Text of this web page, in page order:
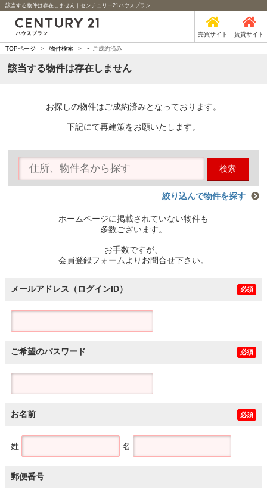
該当する物件は存在しません｜センチュリー21ハウスプラン
売買サイト 賃貸サイト
TOPページ > 物件検索 > - ご成約済み
該当する物件は存在しません
お探しの物件はご成約済みとなっております。
下記にて再建策をお願いたします。
検索
絞り込んで物件を探す
ホームページに掲載されていない物件も
多数ございます。
お手数ですが、
会員登録フォームよりお問合せ下さい。
メールアドレス（ログインID） 必須
ご希望のパスワード 必須
お名前 必須
姓 名
郵便番号